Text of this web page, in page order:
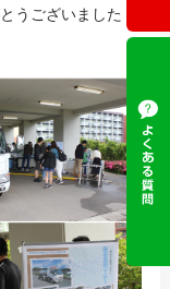
うございました！